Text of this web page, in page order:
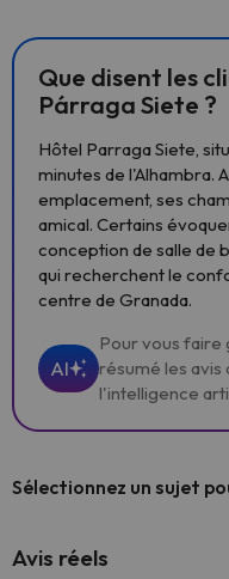
Que disent les
Párraga Siete ?
Hôtel Parraga Siete,
minutes de l'Alhambra.
emplacement, ses
amical. Certains
conception de salle de
qui recherchent le
centre de Granada.
AI
Pour vous faire
résumé les avis
l'intelligence
Sélectionnez un sujet
Avis réels